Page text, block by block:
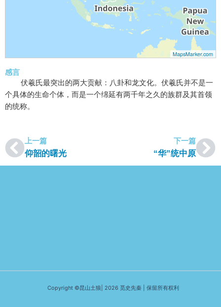
MapsMarker.com
感言
伏羲氏最突出的两大贡献：八卦和龙文化。伏羲氏并不是一
个具体的生命个体，而是一个绵延有两千年之久的族群及其首领
的统称。
上一篇
上一篇
仰韶的曙光
下一篇
“华”统中原下
Copyright ©昆山土狼| 2026 觅史先秦 | 保留所有权利